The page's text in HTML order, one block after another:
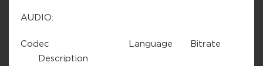
AUDIO:
Codec Language Bitrate
Description